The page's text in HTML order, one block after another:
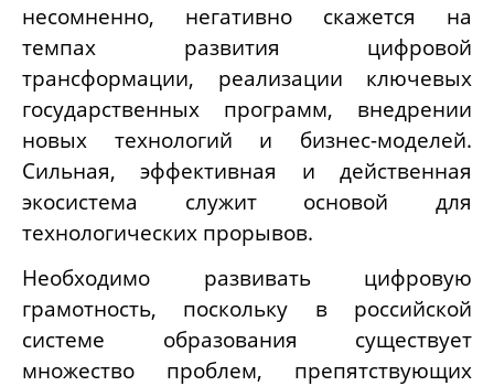
несомненно, негативно скажется на
темпах развития цифровой
трансформации, реализации ключевых
государственных программ, внедрении
новых технологий и бизнес-моделей.
Сильная, эффективная и действенная
экосистема служит основой для
технологических прорывов.
Необходимо развивать цифровую
грамотность, поскольку в российской
системе образования существует
множество проблем, препятствующих